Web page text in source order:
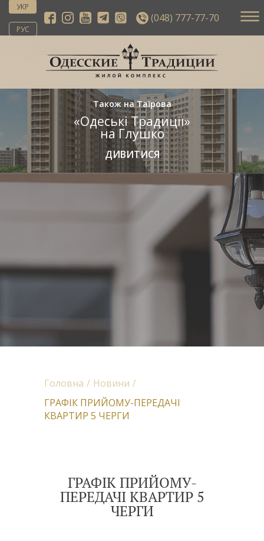
УКР
РУС
(048) 777-77-70
Також на Таїрова
«Одеські Традиції»
на Глушко
ДИВИТИСЯ
Головна
Новини
ГРАФІК ПРИЙОМУ-ПЕРЕДАЧІ
КВАРТИР 5 ЧЕРГИ
ГРАФІК ПРИЙОМУ-
ПЕРЕДАЧІ КВАРТИР 5
ЧЕРГИ